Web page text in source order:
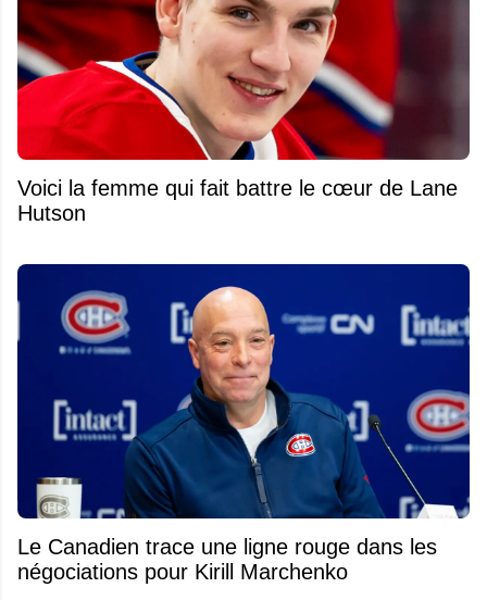
Voici la femme qui fait battre le cœur de Lane
Hutson
Le Canadien trace une ligne rouge dans les
négociations pour Kirill Marchenko